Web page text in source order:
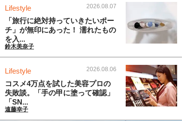
Lifestyle 2026.08.07
「旅行に絶対持っていきたいポー
チ」が無印にあった！ 濡れたもの
を入...
鈴木美奈子
Lifestyle 2026.08.06
コスメ4万点を試した美容プロの
失敗談。「手の甲に塗って確認」
「SN...
遠藤幸子